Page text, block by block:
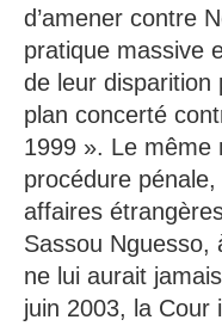
d’amener contre
pratique massive
de leur disparition
plan concerté
1999 ». Le même
procédure
affaires
Sassou Nguesso,
ne lui aurait
juin 2003, la Cour